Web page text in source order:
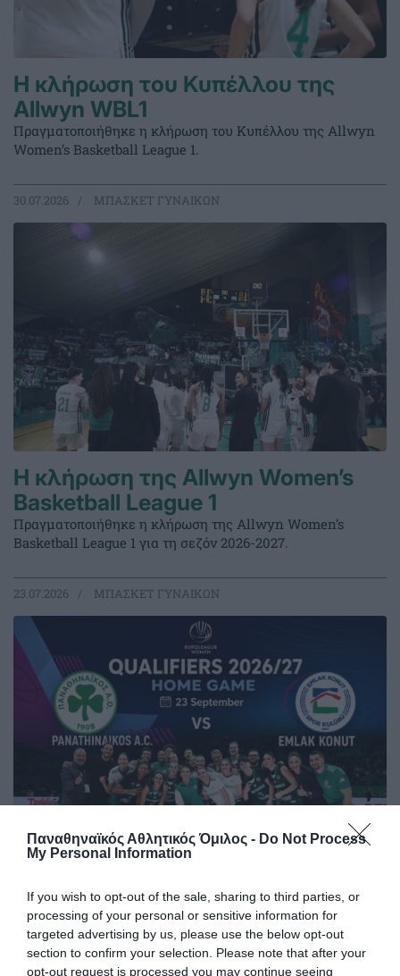
Παναθηναϊκός Αθλητικός Όμιλος - Do Not Process
My Personal Information
If you wish to opt-out of the sale, sharing to third parties, or
processing of your personal or sensitive information for
targeted advertising by us, please use the below opt-out
section to confirm your selection. Please note that after your
opt-out request is processed you may continue seeing
Η κλήρωση του Κυπέλλου της
Allwyn WBL1
Πραγματοποιήθηκε η κλήρωση του Κυπέλλου της Allwyn
Women’s Basketball League 1.
30.07.2026 ΜΠΑΣΚΕΤ ΓΥΝΑΙΚΩΝ
Η κλήρωση της Allwyn Women’s
Basketball League 1
Πραγματοποιήθηκε η κλήρωση της Allwyn Women’s
Basketball League 1 για τη σεζόν 2026-2027.
23.07.2026 ΜΠΑΣΚΕΤ ΓΥΝΑΙΚΩΝ
Women
Ο Παναθηναϊκός έμαθε το μονοπάτι του για την πρόκριση
στους ομίλους της EuroLeague.